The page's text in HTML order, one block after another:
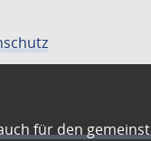
für den